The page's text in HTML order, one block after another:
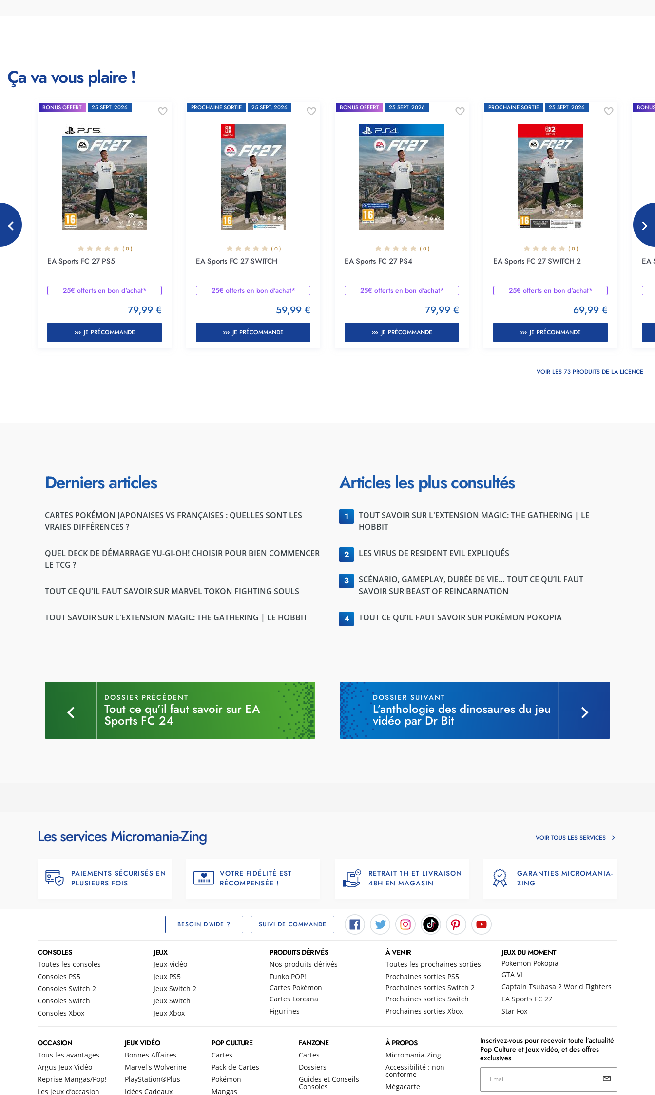
Ça va vous plaire !
BONUS OFFERT 25 SEPT. 2026
( 0)
EA Sports FC 27 PS5
25€ offerts en bon d'achat*
79,99 €
JE PRÉCOMMANDE
PROCHAINE SORTIE 25 SEPT. 2026
( 0)
EA Sports FC 27 SWITCH
25€ offerts en bon d'achat*
59,99 €
JE PRÉCOMMANDE
BONUS OFFERT 25 SEPT. 2026
( 0)
EA Sports FC 27 PS4
25€ offerts en bon d'achat*
79,99 €
JE PRÉCOMMANDE
PROCHAINE SORTIE 25 SEPT. 2026
( 0)
EA Sports FC 27 SWITCH 2
25€ offerts en bon d'achat*
69,99 €
JE PRÉCOMMANDE
EA
VOIR LES 73 PRODUITS DE LA LICENCE
Derniers articles
CARTES POKÉMON JAPONAISES VS FRANÇAISES : QUELLES SONT LES
VRAIES DIFFÉRENCES ?
QUEL DECK DE DÉMARRAGE YU-GI-OH! CHOISIR POUR BIEN COMMENCER
LE TCG ?
TOUT CE QU'IL FAUT SAVOIR SUR MARVEL TOKON FIGHTING SOULS
TOUT SAVOIR SUR L'EXTENSION MAGIC: THE GATHERING | LE HOBBIT
Articles les plus consultés
1
TOUT SAVOIR SUR L'EXTENSION MAGIC: THE GATHERING | LE
HOBBIT
2 LES VIRUS DE RESIDENT EVIL EXPLIQUÉS
3
SCÉNARIO, GAMEPLAY, DURÉE DE VIE… TOUT CE QU’IL FAUT
SAVOIR SUR BEAST OF REINCARNATION
4 TOUT CE QU’IL FAUT SAVOIR SUR POKÉMON POKOPIA
DOSSIER PRÉCÉDENT
Tout ce qu’il faut savoir sur EA
Sports FC 24
DOSSIER SUIVANT
L’anthologie des dinosaures du jeu
vidéo par Dr Bit
Les services Micromania-Zing VOIR TOUS LES SERVICES
PAIEMENTS SÉCURISÉS EN
PLUSIEURS FOIS
VOTRE FIDÉLITÉ EST
RÉCOMPENSÉE !
RETRAIT 1H ET LIVRAISON
48H EN MAGASIN
GARANTIES MICROMANIA-
ZING
BESOIN D'AIDE ? SUIVI DE COMMANDE
CONSOLES
Toutes les consoles
Consoles PS5
Consoles Switch 2
Consoles Switch
Consoles Xbox
JEUX
Jeux-vidéo
Jeux PS5
Jeux Switch 2
Jeux Switch
Jeux Xbox
PRODUITS DÉRIVÉS
Nos produits dérivés
Funko POP!
Cartes Pokémon
Cartes Lorcana
Figurines
À VENIR
Toutes les prochaines sorties
Prochaines sorties PS5
Prochaines sorties Switch 2
Prochaines sorties Switch
Prochaines sorties Xbox
JEUX DU MOMENT
Pokémon Pokopia
GTA VI
Captain Tsubasa 2 World Fighters
EA Sports FC 27
Star Fox
OCCASION
Tous les avantages
Argus Jeux Vidéo
Reprise Mangas/Pop!
Les jeux d’occasion
JEUX VIDÉO
Bonnes Affaires
Marvel's Wolverine
PlayStation®Plus
Idées Cadeaux
POP CULTURE
Cartes
Pack de Cartes
Pokémon
Mangas
FANZONE
Cartes
Dossiers
Guides et Conseils
Consoles
À PROPOS
Micromania-Zing
Accessibilité : non
conforme
Mégacarte
Inscrivez-vous pour recevoir toute l’actualité
Pop Culture et Jeux vidéo, et des offres
exclusives
Votre email est uniquement utilisé pour vous envoyer les
Email